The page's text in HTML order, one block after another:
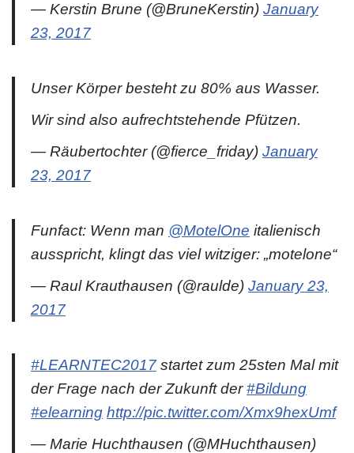
— Kerstin Brune (@BruneKerstin) January
23, 2017
Unser Körper besteht zu 80% aus Wasser.
Wir sind also aufrechtstehende Pfützen.
— Räubertochter (@fierce_friday) January
23, 2017
Funfact: Wenn man @MotelOne italienisch
ausspricht, klingt das viel witziger: „motelone“
— Raul Krauthausen (@raulde) January 23,
2017
#LEARNTEC2017 startet zum 25sten Mal mit
der Frage nach der Zukunft der#Bildung
#elearning http://pic.twitter.com/Xmx9hexUmf
— Marie Huchthausen (@MHuchthausen)